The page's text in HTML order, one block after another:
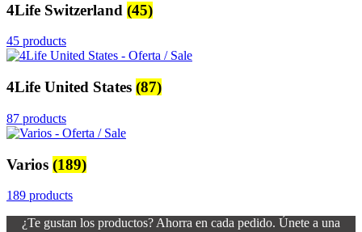
4Life Switzerland (45)
45 products
4Life United States (87)
87 products
Varios (189)
189 products
¿Te gustan los productos? Ahorra en cada pedido. Únete a una